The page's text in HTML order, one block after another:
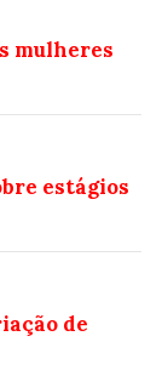
mulheres
estágios
de